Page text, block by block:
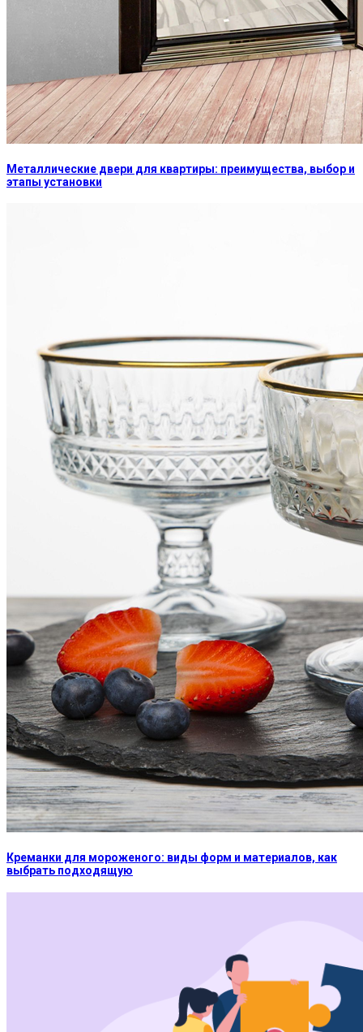
Металлические двери для квартиры: преимущества, выбор и
этапы установки
Креманки для мороженого: виды форм и материалов, как
выбрать подходящую